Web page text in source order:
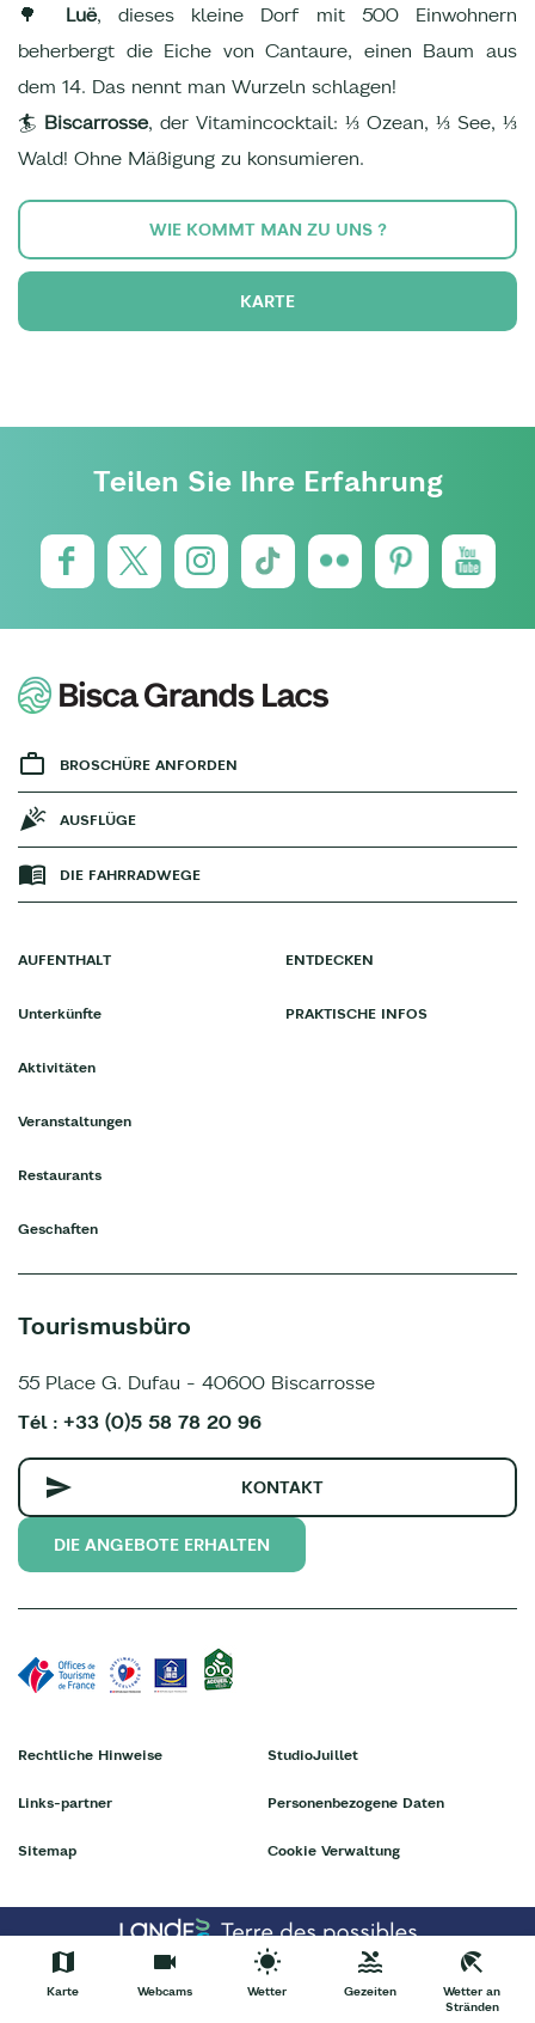
🌳 Luë, dieses kleine Dorf mit 500 Einwohnern
beherbergt die Eiche von Cantaure, einen Baum aus
dem 14. Das nennt man Wurzeln schlagen!
🏄 Biscarrosse, der Vitamincocktail: ⅓ Ozean, ⅓ See, ⅓
Wald! Ohne Mäßigung zu konsumieren.
WIE KOMMT MAN ZU UNS ?
KARTE
Teilen Sie Ihre Erfahrung
BROSCHÜRE ANFORDEN
AUSFLÜGE
DIE FAHRRADWEGE
AUFENTHALT
Unterkünfte
Aktivitäten
Veranstaltungen
Restaurants
Geschaften
ENTDECKEN
PRAKTISCHE INFOS
Tourismusbüro
55 Place G. Dufau - 40600 Biscarrosse
Tél : +33 (0)5 58 78 20 96
KONTAKT
DIE ANGEBOTE ERHALTEN
Rechtliche Hinweise
Links-partner
Sitemap
StudioJuillet
Personenbezogene Daten
Cookie Verwaltung
Karte Webcams Wetter Gezeiten
Wetter an
Stränden